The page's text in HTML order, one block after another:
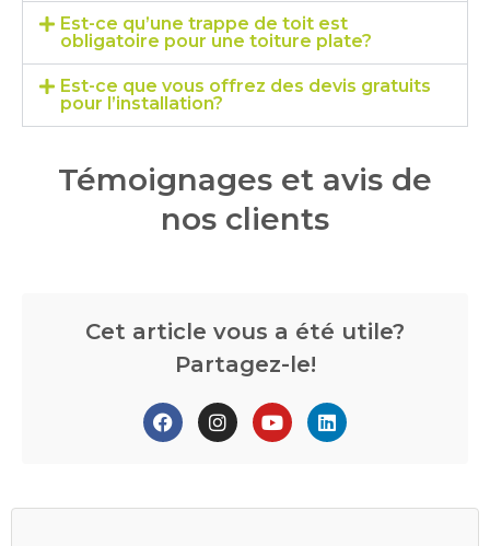
Est-ce qu’une trappe de toit est
obligatoire pour une toiture plate?
Est-ce que vous offrez des devis gratuits
pour l’installation?
Témoignages et avis de
nos clients
Cet article vous a été utile?
Partagez-le!